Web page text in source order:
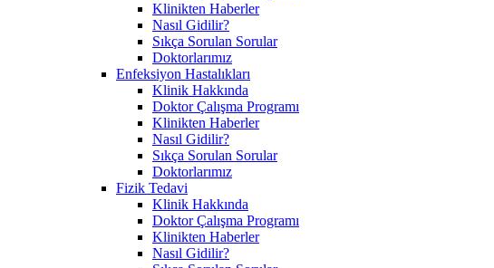
Klinikten Haberler
Nasıl Gidilir?
Sıkça Sorulan Sorular
Doktorlarımız
Enfeksiyon Hastalıkları
Klinik Hakkında
Doktor Çalışma Programı
Klinikten Haberler
Nasıl Gidilir?
Sıkça Sorulan Sorular
Doktorlarımız
Fizik Tedavi
Klinik Hakkında
Doktor Çalışma Programı
Klinikten Haberler
Nasıl Gidilir?